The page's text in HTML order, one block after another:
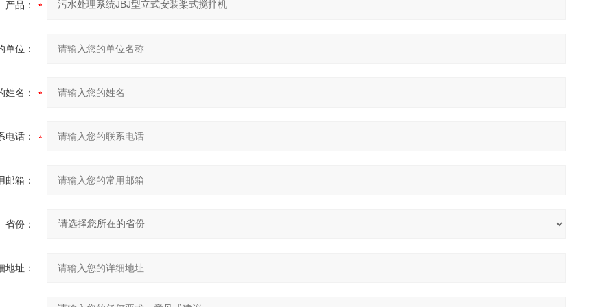
产品：
单位：
姓名：
电话：
邮箱：
省份：
地址：